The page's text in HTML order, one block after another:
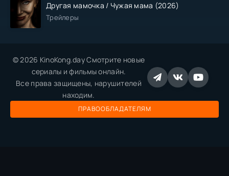
Другая мамочка / Чужая мама (2026)
Трейлеры
© 2026 KinoKong.day Смотрите новые
сериалы и фильмы онлайн.
Все права защищены, нарушителей
находим.
ПРАВООБЛАДАТЕЛЯМ